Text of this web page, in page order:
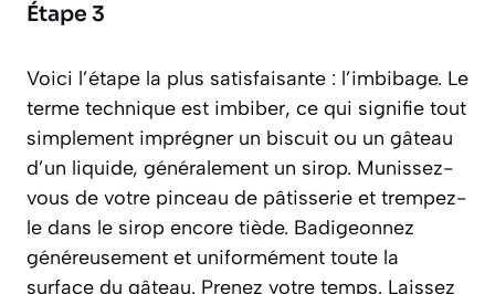
Étape 3
Voici l’étape la plus satisfaisante : l’imbibage. Le
terme technique est imbiber, ce qui signifie tout
simplement imprégner un biscuit ou un gâteau
d’un liquide, généralement un sirop. Munissez-
vous de votre pinceau de pâtisserie et trempez-
le dans le sirop encore tiède. Badigeonnez
généreusement et uniformément toute la
surface du gâteau. Prenez votre temps. Laissez